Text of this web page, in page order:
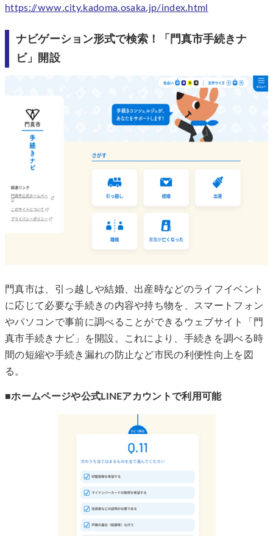
https://www.city.kadoma.osaka.jp/index.html
ナビゲーション形式で検索！「門真市手続きナ
ビ」開設
門真市は、引っ越しや結婚、出産時などのライフイベント
に応じて必要な手続きの内容や持ち物を、スマートフォン
やパソコンで事前に調べることができるウェブサイト「門
真市手続きナビ」を開設。これにより、手続きを調べる時
間の短縮や手続き漏れの防止など市民の利便性向上を図
る。
■ホームページや公式LINEアカウントで利用可能